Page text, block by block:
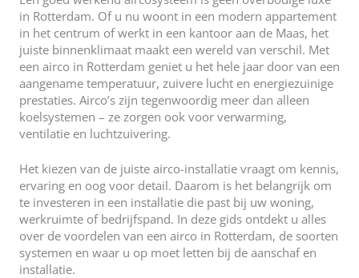
in Rotterdam. Of u nu woont in een modern appartement
in het centrum of werkt in een kantoor aan de Maas, het
juiste binnenklimaat maakt een wereld van verschil. Met
een airco in Rotterdam geniet u het hele jaar door van een
aangename temperatuur, zuivere lucht en energiezuinige
prestaties. Airco’s zijn tegenwoordig meer dan alleen
koelsystemen – ze zorgen ook voor verwarming,
ventilatie en luchtzuivering.
Het kiezen van de juiste airco-installatie vraagt om kennis,
ervaring en oog voor detail. Daarom is het belangrijk om
te investeren in een installatie die past bij uw woning,
werkruimte of bedrijfspand. In deze gids ontdekt u alles
over de voordelen van een airco in Rotterdam, de soorten
systemen en waar u op moet letten bij de aanschaf en
installatie.